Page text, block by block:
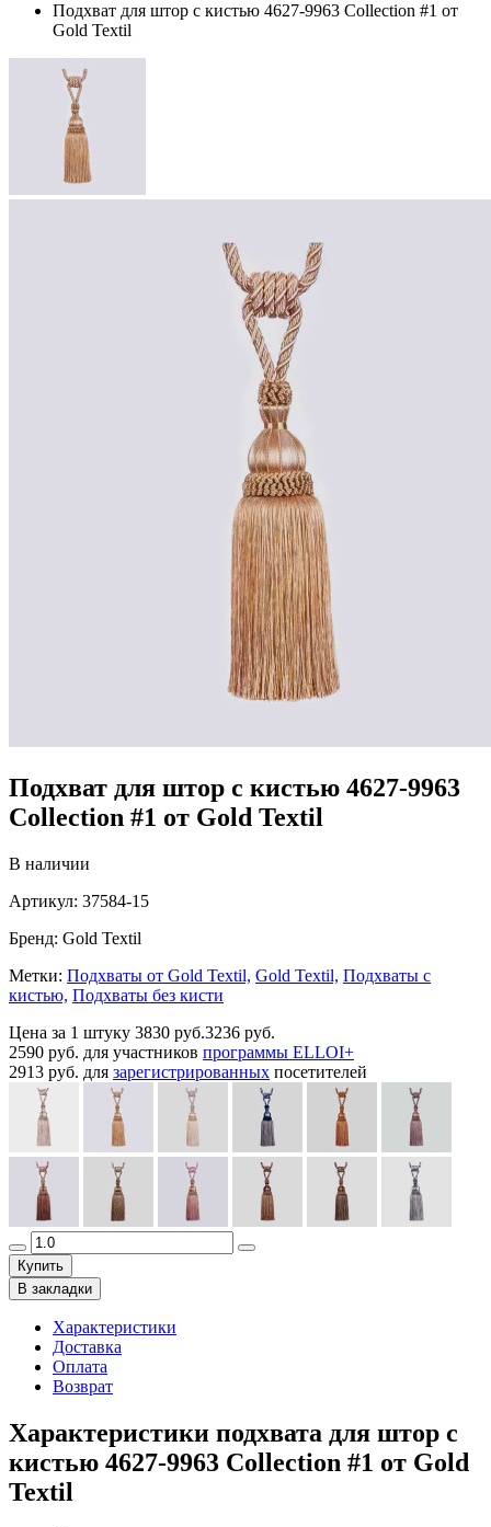
Подхват для штор с кистью 4627-9963 Collection #1 от
Gold Textil
Подхват для штор с кистью 4627-9963
Collection #1 от Gold Textil
В наличии
Артикул: 37584-15
Бренд: Gold Textil
Метки: Подхваты от Gold Textil, Gold Textil, Подхваты с
кистью, Подхваты без кисти
Цена за 1 штуку 3830 руб.3236 руб.
2590 руб. для участников программы ELLOI+
2913 руб. для зарегистрированных посетителей
Купить
В закладки
Характеристики
Доставка
Оплата
Возврат
Характеристики подхвата для штор с
кистью 4627-9963 Collection #1 от Gold
Textil